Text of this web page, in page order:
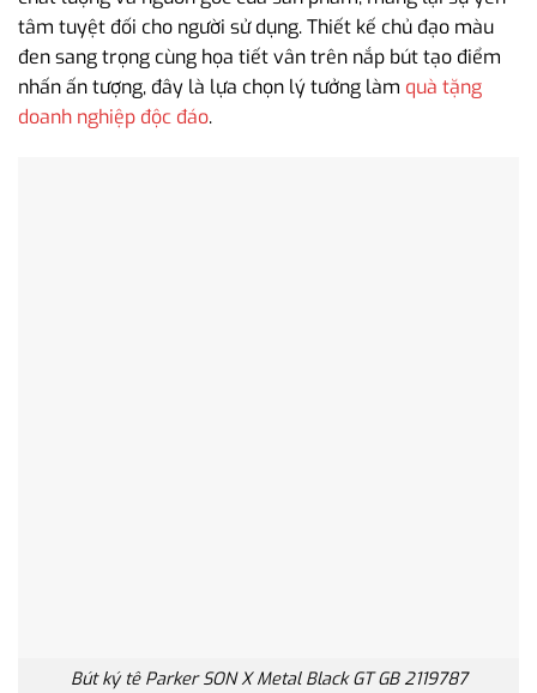
tâm tuyệt đối cho người sử dụng. Thiết kế chủ đạo màu
đen sang trọng cùng họa tiết vân trên nắp bút tạo điểm
nhấn ấn tượng, đây là lựa chọn lý tưởng làm quà tặng
doanh nghiệp độc đáo.
Bút ký tê Parker SON X Metal Black GT GB 2119787